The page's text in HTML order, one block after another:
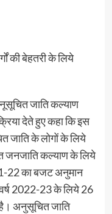
की बेहतरी के लिये
जाति कल्याण
देते हुए कहा कि इस
के लोगों के लिये
जनजाति कल्याण के लिये
22 का बजट अनुमान
2022-23 के लिये 26
अनुसूचित जाति